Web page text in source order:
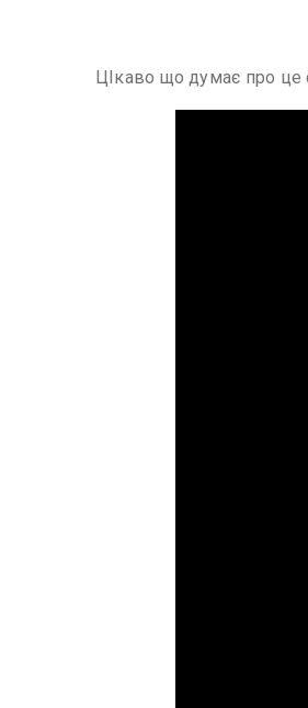
ЦІкаво що думає про це